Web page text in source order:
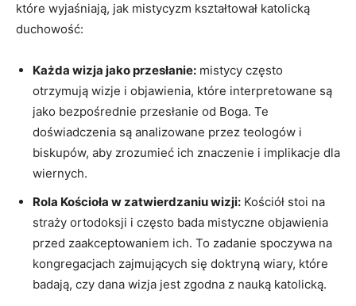
które wyjaśniają, ⁢jak mistycyzm kształtował katolicką
duchowość:
Każda⁢ wizja jako przesłanie: ⁤mistycy ⁤często
otrzymują wizje i objawienia, które ⁢interpretowane są
jako bezpośrednie⁤ przesłanie od Boga. Te
doświadczenia są analizowane przez teologów i
biskupów, aby zrozumieć ich znaczenie i implikacje⁣ dla
wiernych.
Rola Kościoła w zatwierdzaniu wizji: Kościół stoi na
straży ortodoksji i często bada mistyczne objawienia​
przed zaakceptowaniem ich. To zadanie spoczywa na
kongregacjach zajmujących się ⁣doktryną⁣ wiary,⁤ które
⁢badają, czy dana wizja​ jest zgodna z nauką katolicką.